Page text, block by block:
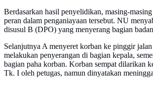
Berdasarkan hasil penyelidikan, masing-
peran dalam penganiayaan tersebut. NU
disusul B (DPO) yang menyerang bagian
Selanjutnya A menyeret korban ke pinggir
melakukan penyerangan di bagian kepala,
bagian paha korban. Korban sempat dilarikan
Tk. I oleh petugas, namun dinyatakan